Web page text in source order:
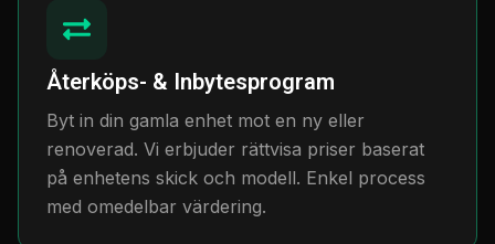
Återköps- & Inbytesprogram
Byt in din gamla enhet mot en ny eller
renoverad. Vi erbjuder rättvisa priser baserat
på enhetens skick och modell. Enkel process
med omedelbar värdering.